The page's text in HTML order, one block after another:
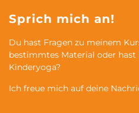
Sprich mich an!
Du hast Fragen zu meinem
bestimmtes Material oder hast
Kinderyoga?
Ich freue mich auf deine